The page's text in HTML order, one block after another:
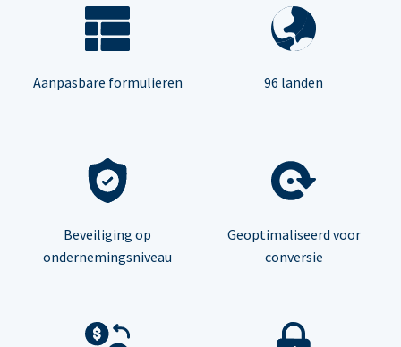
Aanpasbare formulieren 96 landen
Beveiliging op
ondernemingsniveau
Geoptimaliseerd voor
conversie